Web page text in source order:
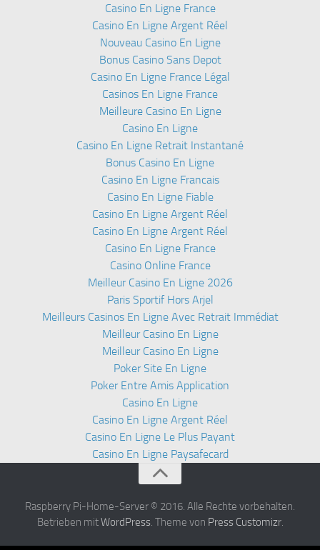
Casino En Ligne France
Casino En Ligne Argent Réel
Nouveau Casino En Ligne
Bonus Casino Sans Depot
Casino En Ligne France Légal
Casinos En Ligne France
Meilleure Casino En Ligne
Casino En Ligne
Casino En Ligne Retrait Instantané
Bonus Casino En Ligne
Casino En Ligne Francais
Casino En Ligne Fiable
Casino En Ligne Argent Réel
Casino En Ligne Argent Réel
Casino En Ligne France
Casino Online France
Meilleur Casino En Ligne 2026
Paris Sportif Hors Arjel
Meilleurs Casinos En Ligne Avec Retrait Immédiat
Meilleur Casino En Ligne
Meilleur Casino En Ligne
Poker Site En Ligne
Poker Entre Amis Application
Casino En Ligne
Casino En Ligne Argent Réel
Casino En Ligne Le Plus Payant
Casino En Ligne Paysafecard
Raspberry Pi-Home-Server © 2016. Alle Rechte vorbehalten.
Betrieben mitWordPress. Theme von Press Customizr.